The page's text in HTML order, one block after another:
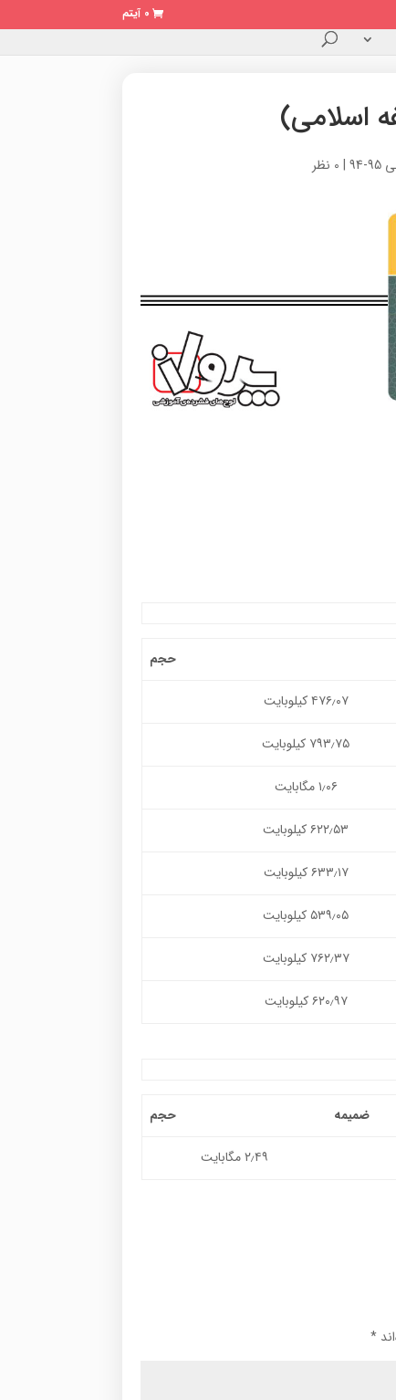
0 آیتم
اسلامی)
| 0 نظر
حجم
۴۷۶٫۰۷ کیلوبایت
۷۹۳٫۷۵ کیلوبایت
۱٫۰۶ مگابایت
۶۲۲٫۵۳ کیلوبایت
۶۳۳٫۱۷ کیلوبایت
۵۳۹٫۰۵ کیلوبایت
۷۶۲٫۳۷ کیلوبایت
۶۲۰٫۹۷ کیلوبایت
ضمیمه حجم
۲٫۴۹ مگابایت
*